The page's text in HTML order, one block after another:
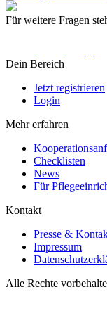
Für weitere Fragen
Dein Bereich
Jetzt registrieren
Login
Mehr erfahren
Checklisten
News
Für
Kontakt
Presse &
Impressum
Alle Rechte